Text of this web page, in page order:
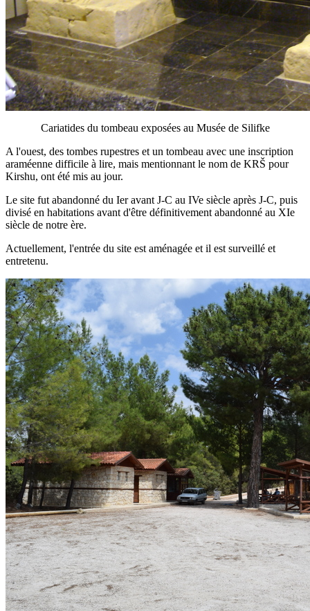
Cariatides du tombeau exposées au Musée de Silifke
A l'ouest, des tombes rupestres et un tombeau avec une inscription
araméenne difficile à lire, mais mentionnant le nom de KRŠ pour
Kirshu, ont été mis au jour.
Le site fut abandonné du Ier avant J-C au IVe siècle après J-C, puis
divisé en habitations avant d'être définitivement abandonné au XIe
siècle de notre ère.
Actuellement, l'entrée du site est aménagée et il est surveillé et
entretenu.